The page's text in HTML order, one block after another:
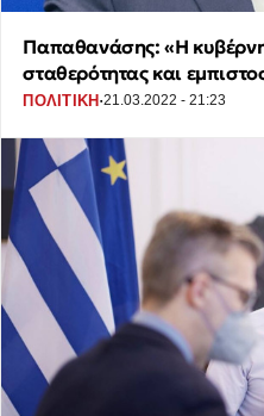
Παπαθανάσης: «Η
σταθερότητας και
ΠΟΛΙΤΙΚΗ ·21.03.2022 - 21:23